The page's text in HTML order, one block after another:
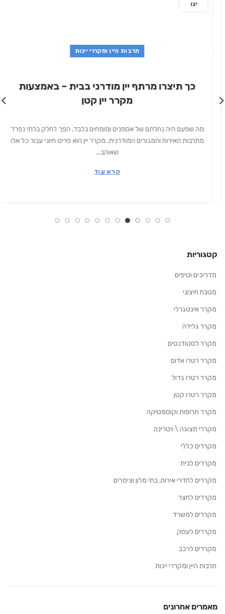
ינו
תרבות היין ומקררי יינות
כך תיצרו מרתף יין מודרני בבית – באמצעות
מקרר יין קטן
מה שפעם היה נחלתם של אספנים ומומחים בלבד, הפך לחלק בלתי נפרד
מתרבות האירוח והמגורים המודרנית. מקרר יין הוא פריט חיוני עבור כל אלו
שאוהב...
קרא עוד
קטגוריות
מדריכים וטיפים
מטבח חיצוני
מקרר אינטגרלי
מקרר גלידה
מקרר לסטודנטים
מקרר רטרו אדום
מקרר רטרו גדול
מקרר רטרו קטן
מקרר תרופות וקוסמטיקה
מקררי תצוגה \ ויטרינה
מקררים כללי
מקררים לבית
מקררים לחדרי אירוח, בתי מלון וצימרים
מקררים לחצר
מקררים למשרד
מקררים לעסק
מקררים לרכב
תרבות היין ומקררי יינות
מאמרים אחרונים